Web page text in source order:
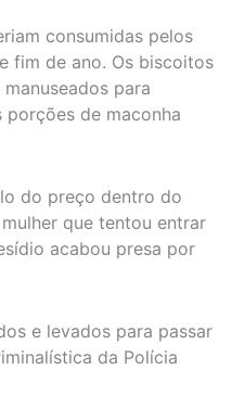
consumidas pelos
fim de ano. Os biscoitos
para
de maconha
do preço dentro do
que tentou entrar
acabou presa por
e levados para passar
da Polícia